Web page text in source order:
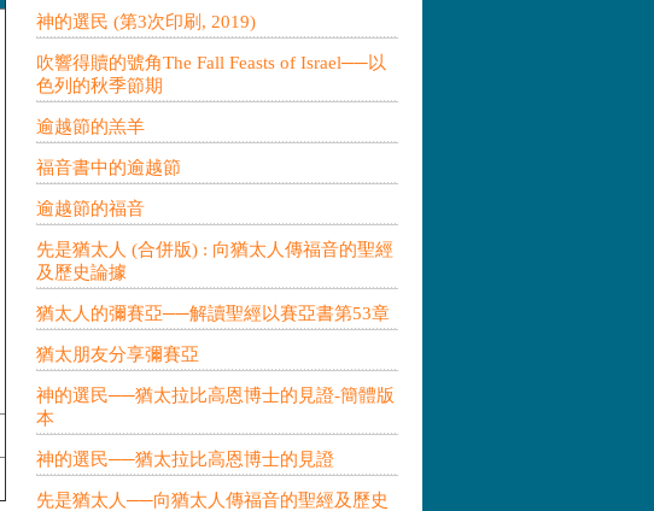
神的選民 (第3次印刷, 2019)
吹響得贖的號角The Fall Feasts of Israel──以
色列的秋季節期
逾越節的羔羊
福音書中的逾越節
逾越節的福音
先是猶太人 (合併版) : 向猶太人傳福音的聖經
及歷史論據
猶太人的彌賽亞──解讀聖經以賽亞書第53章
猶太朋友分享彌賽亞
神的選民──猶太拉比高恩博士的見證-簡體版
本
神的選民──猶太拉比高恩博士的見證
先是猶太人──向猶太人傳福音的聖經及歷史